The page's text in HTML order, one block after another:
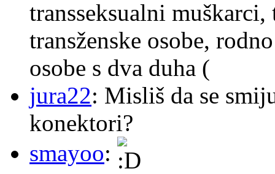
transseksualni muškarci,
transženske osobe,
osobe s dva duha (
jura22: Misliš da se
konektori?
smayoo: